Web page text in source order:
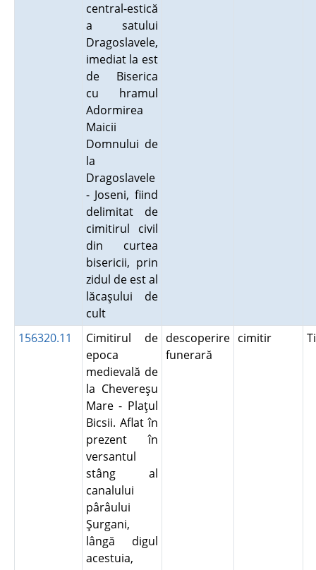
central-estică
a satului
Dragoslavele,
imediat la est
de Biserica
cu hramul
Adormirea
Maicii
Domnului de
la
Dragoslavele
- Joseni, fiind
delimitat de
cimitirul civil
din curtea
bisericii, prin
zidul de est al
lăcaşului de
cult
156320.11
Cimitirul de
epoca
medievală de
la Chevereşu
Mare - Plaţul
Bicsii. Aflat în
prezent în
versantul
stâng al
canalului
pârâului
Şurgani,
lângă digul
acestuia,
descoperire
funerară
cimitir